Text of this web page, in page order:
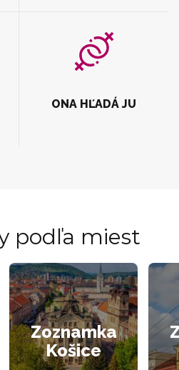
ONA HĽADÁ JU
podľa miest
Zoznamka
Košice